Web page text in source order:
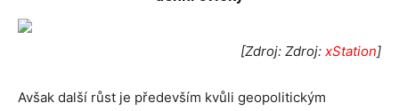
[Zdroj: Zdroj: xStation]
Avšak další růst je především kvůli geopolitickým